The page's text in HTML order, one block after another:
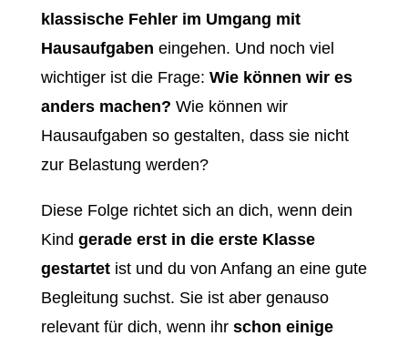
klassische Fehler im Umgang mit
Hausaufgaben eingehen. Und noch viel
wichtiger ist die Frage: Wie können wir es
anders machen? Wie können wir
Hausaufgaben so gestalten, dass sie nicht
zur Belastung werden?
Diese Folge richtet sich an dich, wenn dein
Kind gerade erst in die erste Klasse
gestartetist und du von Anfang an eine gute
Begleitung suchst. Sie ist aber genauso
relevant für dich, wenn ihr schon einige